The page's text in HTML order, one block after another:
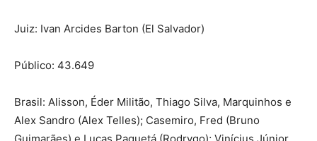
Juiz: Ivan Arcides Barton (El Salvador)
Público: 43.649
Brasil: Alisson, Éder Militão, Thiago Silva, Marquinhos e
Alex Sandro (Alex Telles); Casemiro, Fred (Bruno